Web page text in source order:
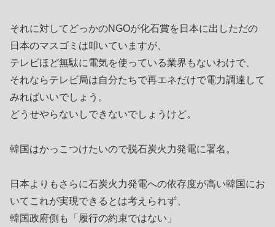
それに対してどっかのNGOが化石賞を日本に出しただの
日本のマスゴミは叩いていますが、
テレビほど無駄に電気を使っている業界もないわけで、
それならテレビ局は自分たちで再エネだけで電力調達して
みればいいでしょう。
どうせやらないしできないでしょうけど。
韓国はかっこつけたいので脱石炭火力発電に署名。
日本よりもさらに石炭火力発電への依存度が高い韓国にお
いてこれが実現できるとは考えられず、
韓国政府側も「履行の約束ではない」